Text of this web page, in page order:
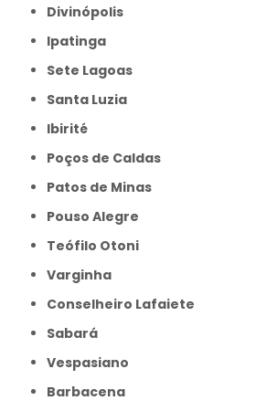
Divinópolis
Ipatinga
Sete Lagoas
Santa Luzia
Ibirité
Poços de Caldas
Patos de Minas
Pouso Alegre
Teófilo Otoni
Varginha
Conselheiro Lafaiete
Sabará
Vespasiano
Barbacena